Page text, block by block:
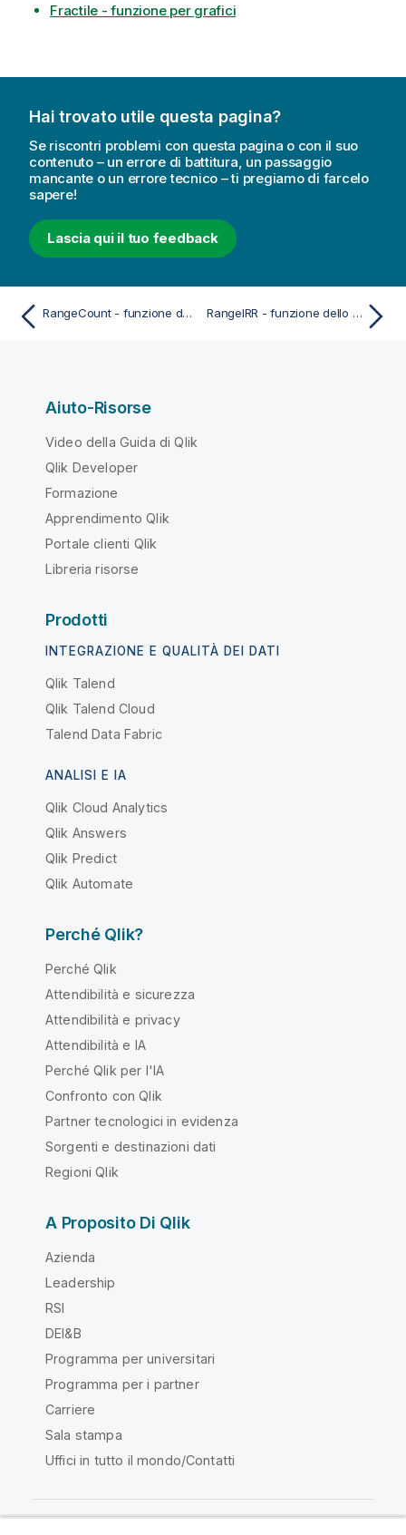
Fractile - funzione per grafici
Hai trovato utile questa pagina?
Se riscontri problemi con questa pagina o con il suo
contenuto – un errore di battitura, un passaggio
mancante o un errore tecnico – ti pregiamo di farcelo
sapere!
Lascia qui il tuo feedback
RangeCount - funzione dello script e del grafico RangeIRR - funzione dello script e del grafico
Aiuto-Risorse
Video della Guida di Qlik
Qlik Developer
Formazione
Apprendimento Qlik
Portale clienti Qlik
Libreria risorse
Prodotti
INTEGRAZIONE E QUALITÀ DEI DATI
Qlik Talend
Qlik Talend Cloud
Talend Data Fabric
ANALISI E IA
Qlik Cloud Analytics
Qlik Answers
Qlik Predict
Qlik Automate
Perché Qlik?
Perché Qlik
Attendibilità e sicurezza
Attendibilità e privacy
Attendibilità e IA
Perché Qlik per l'IA
Confronto con Qlik
Partner tecnologici in evidenza
Sorgenti e destinazioni dati
Regioni Qlik
A Proposito Di Qlik
Azienda
Leadership
RSI
DEI&B
Programma per universitari
Programma per i partner
Carriere
Sala stampa
Uffici in tutto il mondo/Contatti